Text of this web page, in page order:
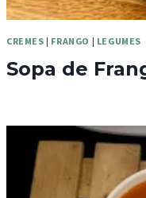
CREMES | FRANGO | LEGUMES
Sopa de